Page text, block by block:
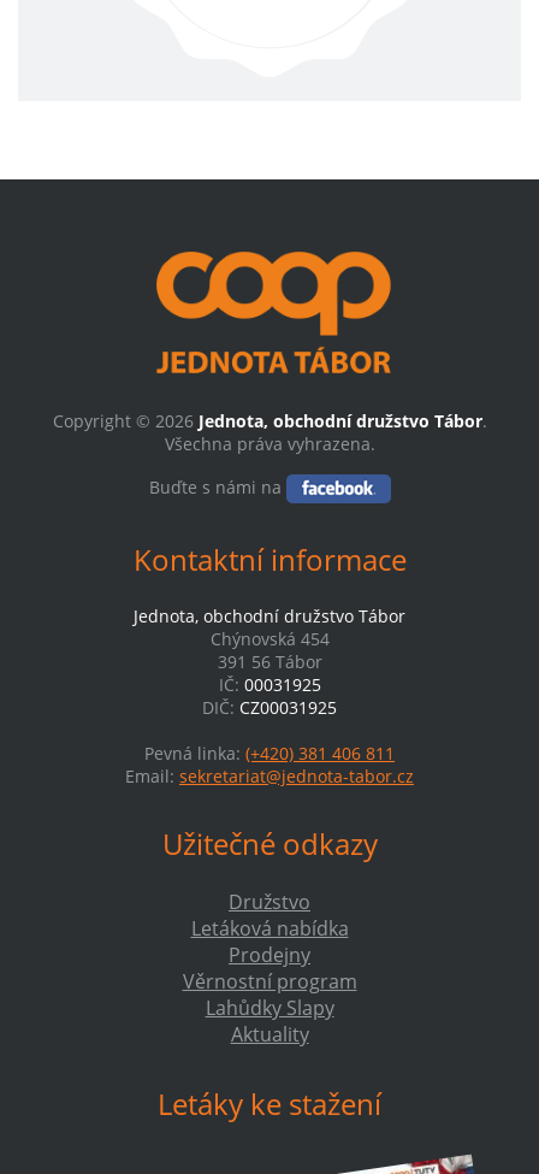
Copyright © 2026 Jednota, obchodní družstvo Tábor.
Všechna práva vyhrazena.
Buďte s námi na
Kontaktní informace
Jednota, obchodní družstvo Tábor
Chýnovská 454
391 56 Tábor
IČ: 00031925
DIČ: CZ00031925
Pevná linka: (+420) 381 406 811
Email: sekretariat@jednota-tabor.cz
Užitečné odkazy
Družstvo
Letáková nabídka
Prodejny
Věrnostní program
Lahůdky Slapy
Aktuality
Letáky ke stažení